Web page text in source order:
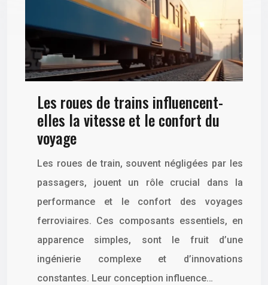
Les roues de trains influencent-
elles la vitesse et le confort du
voyage
Les roues de train, souvent négligées par les
passagers, jouent un rôle crucial dans la
performance et le confort des voyages
ferroviaires. Ces composants essentiels, en
apparence simples, sont le fruit d’une
ingénierie complexe et d’innovations
constantes. Leur conception influence…